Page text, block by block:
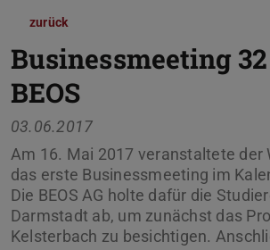
zurück
Businessmeeting
BEOS
03.06.2017
Am 16. Mai 2017 veranstaltete der
das erste Businessmeeting im
Die BEOS AG holte dafür die
Darmstadt ab, um zunächst das
Kelsterbach zu besichtigen.